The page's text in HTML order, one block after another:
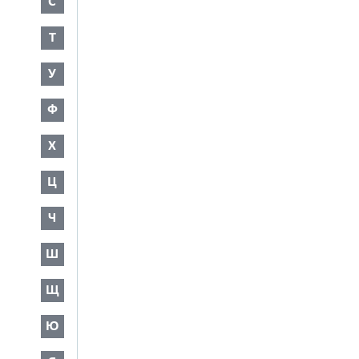
Т
У
Ф
Х
Ц
Ч
Ш
Щ
Ю